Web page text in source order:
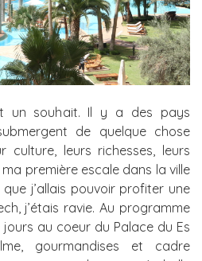
un souhait. Il y a des pays
de quelque chose
culture, leurs richesses, leurs
première escale dans la ville
j’allais pouvoir profiter une
j’étais ravie. Au programme
au coeur du Palace du Es
gourmandises et cadre